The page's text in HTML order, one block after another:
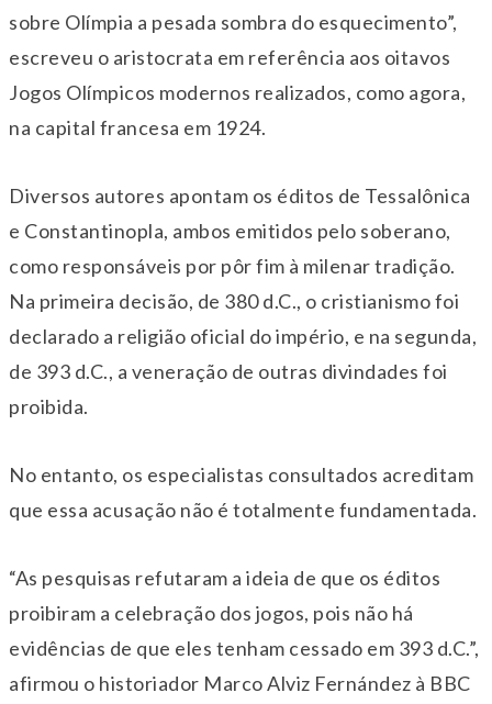
sobre Olímpia a pesada sombra do esquecimento”,
escreveu o aristocrata em referência aos oitavos
Jogos Olímpicos modernos realizados, como agora,
na capital francesa em 1924.
Diversos autores apontam os éditos de Tessalônica
e Constantinopla, ambos emitidos pelo soberano,
como responsáveis por pôr fim à milenar tradição.
Na primeira decisão, de 380 d.C., o cristianismo foi
declarado a religião oficial do império, e na segunda,
de 393 d.C., a veneração de outras divindades foi
proibida.
No entanto, os especialistas consultados acreditam
que essa acusação não é totalmente fundamentada.
“As pesquisas refutaram a ideia de que os éditos
proibiram a celebração dos jogos, pois não há
evidências de que eles tenham cessado em 393 d.C.”,
afirmou o historiador Marco Alviz Fernández à BBC